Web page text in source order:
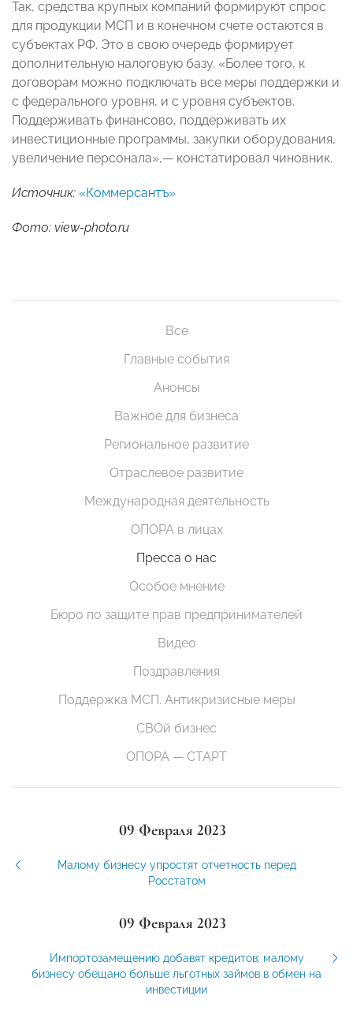
Так, средства крупных компаний формируют спрос
для продукции МСП и в конечном счете остаются в
субъектах РФ. Это в свою очередь формирует
дополнительную налоговую базу. «Более того, к
договорам можно подключать все меры поддержки и
с федерального уровня, и с уровня субъектов.
Поддерживать финансово, поддерживать их
инвестиционные программы, закупки оборудования,
увеличение персонала»,— констатировал чиновник.
Источник: «Коммерсантъ»
Фото: view-photo.ru
Все
Главные события
Анонсы
Важное для бизнеса
Региональное развитие
Отраслевое развитие
Международная деятельность
ОПОРА в лицах
Пресса о нас
Особое мнение
Бюро по защите прав предпринимателей
Видео
Поздравления
Поддержка МСП. Антикризисные меры
СВОй бизнес
ОПОРА — СТАРТ
09 Февраля 2023
Малому бизнесу упростят отчетность перед
Росстатом
09 Февраля 2023
Импортозамещению добавят кредитов: малому
бизнесу обещано больше льготных займов в обмен на
инвестиции